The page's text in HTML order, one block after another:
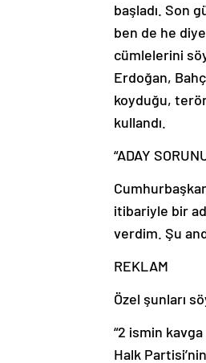
başladı. Son
ben de he
cümlelerini
Erdoğan,
koyduğu,
kullandı.
“ADAY
itibariyle bir
verdim. Şu
REKLAM
Özel şunları
“2 ismin
Halk